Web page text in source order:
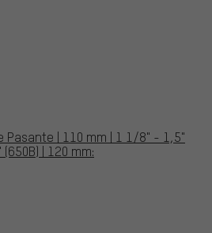
Pasante | 110 mm | 1 1/8" - 1,5"
| 120 mm: